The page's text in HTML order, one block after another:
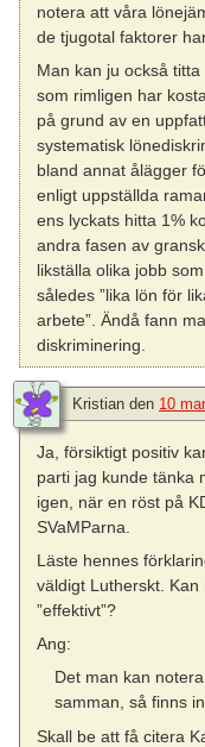
notera att våra
de tjugotal faktorer
Man kan ju också
som rimligen har
på grund av en
systematisk
bland annat ålägger
enligt uppställda
ens lyckats hitta 1%
andra fasen av
likställa olika jobb
således ”lika lön för
arbete”. Ändå fann
diskriminering.
Kristian den 10
Ja, försiktigt positiv
parti jag kunde tänka
igen, när en röst på
SVaMParna.
Läste hennes
väldigt Lutherskt. Kan
”effektivt”?
Ang:
Det man kan
samman, så finns
Skall be att få citera